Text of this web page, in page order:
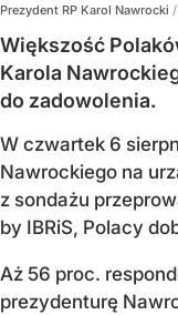
Prezydent RP Karol Nawrocki
Większość
Karola
do zadowolenia.
W czwartek 6
Nawrockiego na
z sondażu
by IBRiS, Polacy
Aż 56 proc.
prezydenturę